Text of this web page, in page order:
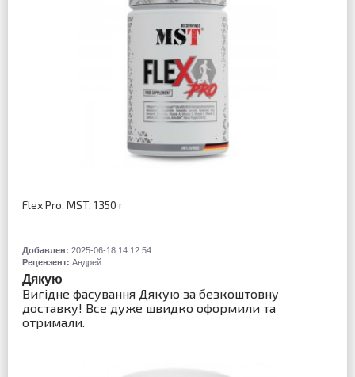
Flex Pro, MST, 1350 г
Добавлен: 2025-06-18 14:12:54
Рецензент: Андрей
Дякую
Вигідне фасування Дякую за безкоштовну
доставку! Все дуже швидко оформили та
отримали.